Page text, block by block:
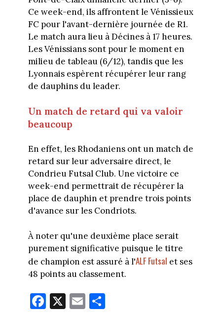
Ce week-end, ils affrontent le Vénissieux
FC pour l'avant-dernière journée de R1.
Le match aura lieu à Décines à 17 heures.
Les Vénissians sont pour le moment en
milieu de tableau (6/12), tandis que les
Lyonnais espèrent récupérer leur rang
de dauphins du leader.
Un match de retard qui va valoir
beaucoup
En effet, les Rhodaniens ont un match de
retard sur leur adversaire direct, le
Condrieu Futsal Club. Une victoire ce
week-end permettrait de récupérer la
place de dauphin et prendre trois points
d'avance sur les Condriots.
À noter qu'une deuxième place serait
purement significative puisque le titre
de champion est assuré à l'ALF Futsal et ses
48 points au classement.
Fa X E Pa